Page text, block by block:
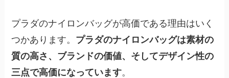
プラダのナイロンバッグが高価である理由はいく
つかあります。 プラダのナイロンバッグは素材の
質の高さ、ブランドの価値、そしてデザイン性の
三点で高価になっています。